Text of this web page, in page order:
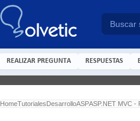
REALIZAR PREGUNTA RESPUESTAS
HomeTutorialesDesarrolloASPASP.NET MVC -